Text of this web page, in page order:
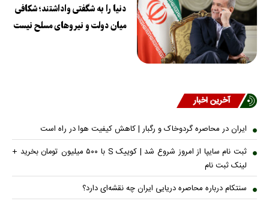
دنیا را به شگفتی واداشتند؛ شکافی
میان دولت و نیروهای مسلح نیست
آخرین اخبار
ایران در محاصره گردوخاک و رگبار | کاهش کیفیت هوا در راه است
ثبت نام سایپا از امروز شروع شد | کوییک S با ۵۰۰ میلیون تومان بخرید +
لینک ثبت نام
سنتکام درباره محاصره دریایی ایران چه نقشه‌ای دارد؟